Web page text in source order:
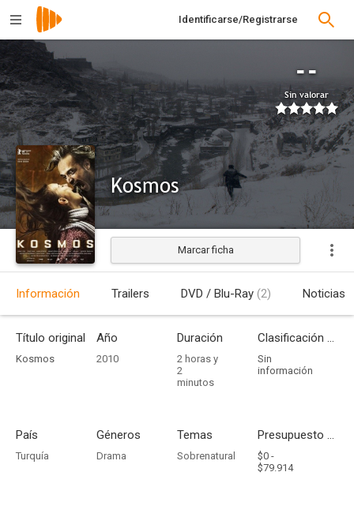
Identificarse/Registrarse
--
Sin valorar
Kosmos
Estrenada
Marcar ficha
Información Trailers DVD / Blu-Ray (2) Noticias
Título original
Kosmos
Año
2010
Duración
2 horas y
2
minutos
Clasificación por edades
Sin
información
País
Turquía
Géneros
Drama
Temas
Sobrenatural
Presupuesto - Ingresos
$0 -
$79.914